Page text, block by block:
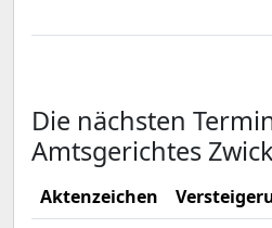
Die nächsten
Amtsgerichtes
Aktenzeichen